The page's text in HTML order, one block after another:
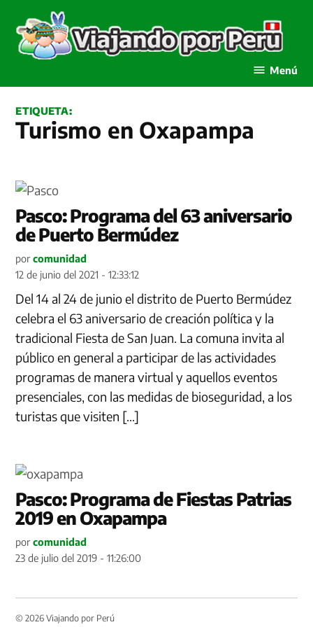
contenido
Menú
ETIQUETA:
Turismo en Oxapampa
Pasco: Programa del 63 aniversario
de Puerto Bermúdez
por comunidad
12 de junio del 2021 - 12:33:12
Del 14 al 24 de junio el distrito de Puerto Bermúdez
celebra el 63 aniversario de creación política y la
tradicional Fiesta de San Juan. La comuna invita al
público en general a participar de las actividades
programas de manera virtual y aquellos eventos
presenciales, con las medidas de bioseguridad, a los
turistas que visiten […]
Pasco: Programa de Fiestas Patrias
2019 en Oxapampa
por comunidad
23 de julio del 2019 - 11:26:00
© 2026 Viajando por Perú